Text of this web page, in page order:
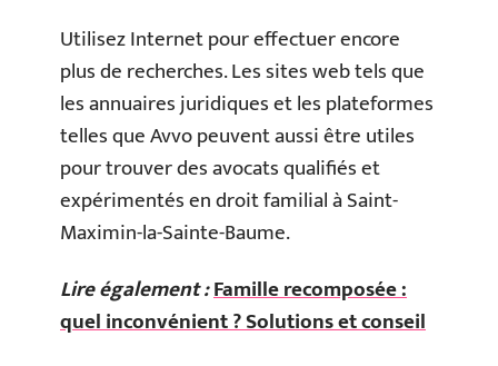
Utilisez Internet pour effectuer encore
plus de recherches. Les sites web tels que
les annuaires juridiques et les plateformes
telles que Avvo peuvent aussi être utiles
pour trouver des avocats qualifiés et
expérimentés en droit familial à Saint-
Maximin-la-Sainte-Baume.
Lire également :Famille recomposée :
quel inconvénient ? Solutions et conseil